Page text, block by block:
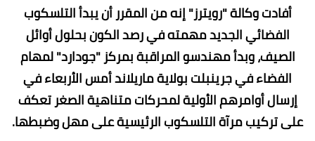
أفادت وكالة "رويترز" إنه من المقرر أن يبدأ التلسكوب
الفضائي الجديد مهمته في رصد الكون بحلول أوائل
الصيف، وبدأ مهندسو المراقبة بمركز "جودارد" لمهام
الفضاء في جرينبلت بولاية ماريلاند أمس الأربعاء في
إرسال أوامرهم الأولية لمحركات متناهية الصغر تعكف
على تركيب مرآة التلسكوب الرئيسية على مهل وضبطها.